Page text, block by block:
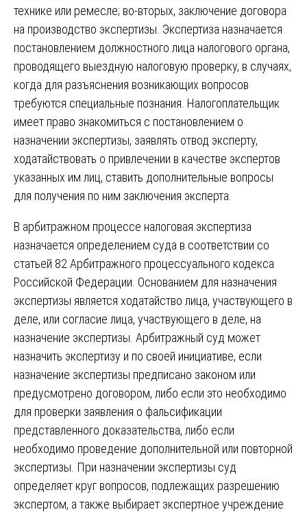
технике или ремесле; во-вторых, заключение договора
на производство экспертизы. Экспертиза назначается
постановлением должностного лица налогового органа,
проводящего выездную налоговую проверку, в случаях,
когда для разъяснения возникающих вопросов
требуются специальные познания. Налогоплательщик
имеет право знакомиться с постановлением о
назначении экспертизы, заявлять отвод эксперту,
ходатайствовать о привлечении в качестве экспертов
указанных им лиц, ставить дополнительные вопросы
для получения по ним заключения эксперта.
В арбитражном процессе налоговая экспертиза
назначается определением суда в соответствии со
статьей 82 Арбитражного процессуального кодекса
Российской Федерации. Основанием для назначения
экспертизы является ходатайство лица, участвующего в
деле, или согласие лица, участвующего в деле, на
назначение экспертизы. Арбитражный суд может
назначить экспертизу и по своей инициативе, если
назначение экспертизы предписано законом или
предусмотрено договором, либо если это необходимо
для проверки заявления о фальсификации
представленного доказательства, либо если
необходимо проведение дополнительной или повторной
экспертизы. При назначении экспертизы суд
определяет круг вопросов, подлежащих разрешению
экспертом, а также выбирает экспертное учреждение